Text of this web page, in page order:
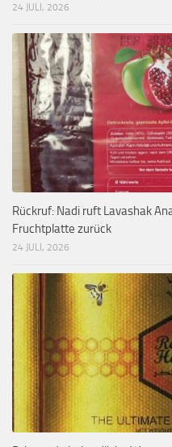
24 JULI, 2026
Rückruf: Nadi ruft Lavashak
Fruchtplatte zurück
24 JULI, 2026